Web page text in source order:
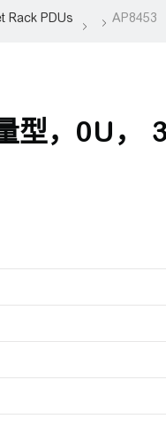
型，0U，